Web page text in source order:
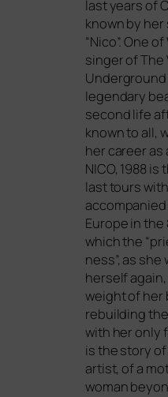
last years of
known by
“Nico”. One
sin­ger of The
Underground
legen­da­ry
second life
known to all,
her care­er as
NICO, 1988 is
last tours
Europe in the
which the
ness”, as
hers­elf
weight of her
rebuil­ding
with her only
is the sto­ry
artist, of a
woman